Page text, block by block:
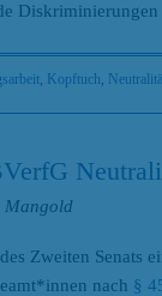
Kopftuch
Mangold
Zweiten Senats
nach §